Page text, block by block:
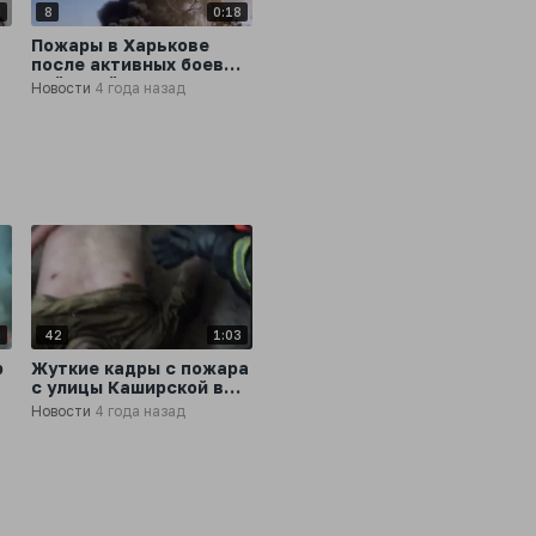
8 0:18
Пожары в Харькове
после активных боевых
действий
Новости 4 года назад
42 1:03
Жуткие кадры с пожара
с улицы Каширской в
Нижнем Новгороде
Новости 4 года назад